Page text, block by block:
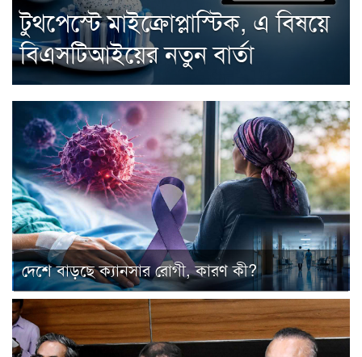
টুথপেস্টে মাইক্রোপ্লাস্টিক, এ বিষয়ে
বিএসটিআইয়ের নতুন বার্তা
দেশে বাড়ছে ক্যানসার রোগী, কারণ কী?